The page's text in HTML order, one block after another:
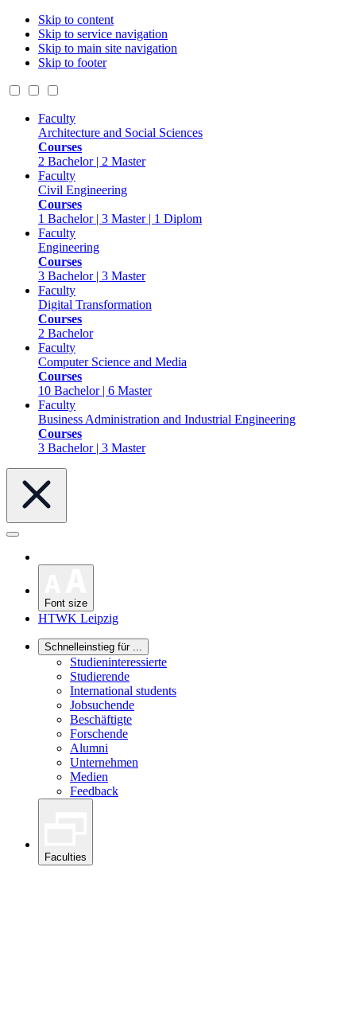
Skip to content
Skip to service navigation
Skip to main site navigation
Skip to footer
Faculty
Architecture and Social Sciences
Courses
2 Bachelor | 2 Master
Faculty
Civil Engineering
Courses
1 Bachelor | 3 Master | 1 Diplom
Faculty
Engineering
Courses
3 Bachelor | 3 Master
Faculty
Digital Transformation
Courses
2 Bachelor
Faculty
Computer Science and Media
Courses
10 Bachelor | 6 Master
Faculty
Business Administration and Industrial Engineering
Courses
3 Bachelor | 3 Master
Font size
HTWK Leipzig
Schnelleinstieg für ...
Studieninteressierte
Studierende
International students
Jobsuchende
Beschäftigte
Forschende
Alumni
Unternehmen
Medien
Feedback
Faculties